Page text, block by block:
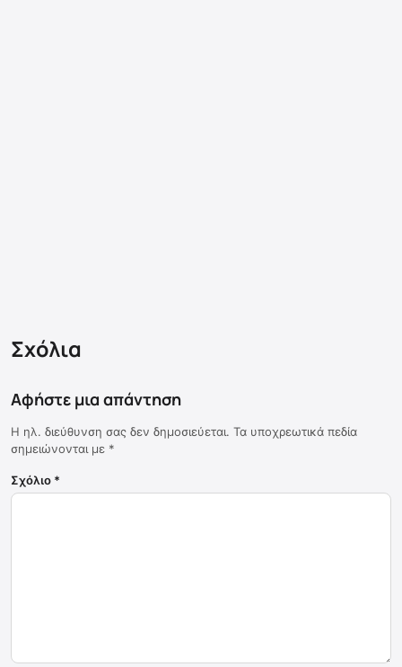
Σχόλια
Αφήστε μια απάντηση
Η ηλ. διεύθυνση σας δεν δημοσιεύεται. Τα υποχρεωτικά πεδία
σημειώνονται με *
Σχόλιο *